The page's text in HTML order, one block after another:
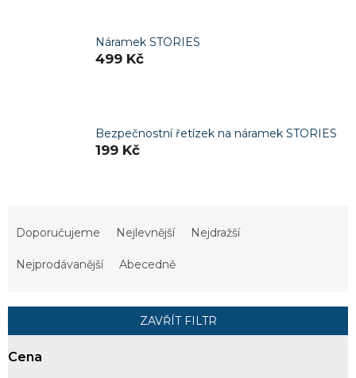
Náramek STORIES
499 Kč
Bezpečnostní řetízek na náramek STORIES
199 Kč
r
o
Doporučujeme Nejlevnější Nejdražší
Nejprodávanější Abecedně
ZAVŘÍT FILTR
Cena